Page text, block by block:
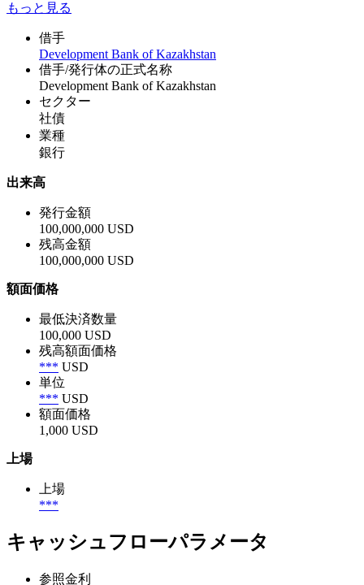
もっと見る
借手
Development Bank of Kazakhstan
借手/発行体の正式名称
Development Bank of Kazakhstan
セクター
社債
業種
銀行
出来高
発行金額
100,000,000 USD
残高金額
100,000,000 USD
額面価格
最低決済数量
100,000 USD
残高額面価格
*** USD
単位
*** USD
額面価格
1,000 USD
上場
上場
***
キャッシュフローパラメータ
参照金利